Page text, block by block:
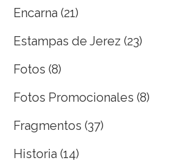
Encarna (21)
Estampas de Jerez (23)
Fotos (8)
Fotos Promocionales (8)
Fragmentos (37)
Historia (14)